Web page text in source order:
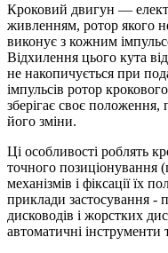
Кроковий двигун —
живленням, ротор якого
виконує з кожним
Відхилення цього кута
не накопичується при
імпульсів ротор
зберігає своє
його зміни.
Ці особливості роблять
точного позиціонування
механізмів і фіксації їх
приклади застосування -
дисководів і жорстких
автоматичні інструменти